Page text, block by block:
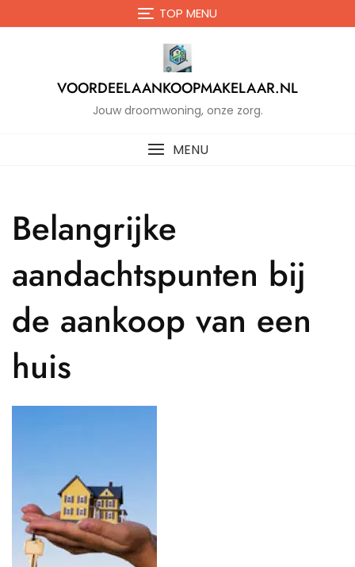
de
TOP MENU
VOORDEELAANKOOPMAKELAAR.NL
Jouw droomwoning, onze zorg.
MENU
Belangrijke
aandachtspunten bij
de aankoop van een
huis